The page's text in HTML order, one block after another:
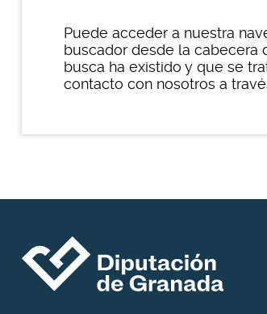
Puede acceder a nuestra
buscador desde la cabecera
busca ha existido y que se
contacto con nosotros a